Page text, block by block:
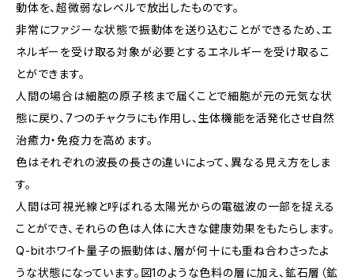
動体を、超微弱なレベルで放出したものです。
非常にファジーな状態で振動体を送り込むことができるため、エ
ネルギーを受け取る対象が必要とするエネルギーを受け取るこ
とができます。
人間の場合は細胞の原子核まで届くことで細胞が元の元気な状
態に戻り、7つのチャクラにも作用し、生体機能を活発化させ自然
治癒力・免疫力を高めます。
色はそれぞれの波長の長さの違いによって、異なる見え方をしま
す。
人間は可視光線と呼ばれる太陽光からの電磁波の一部を捉える
ことができ、それらの色は人体に大きな健康効果をもたらします。
Q-bitホワイト量子の振動体は、層が何十にも重ね合わさったよ
うな状態になっています。図1のような色料の層に加え、鉱石層（鉱